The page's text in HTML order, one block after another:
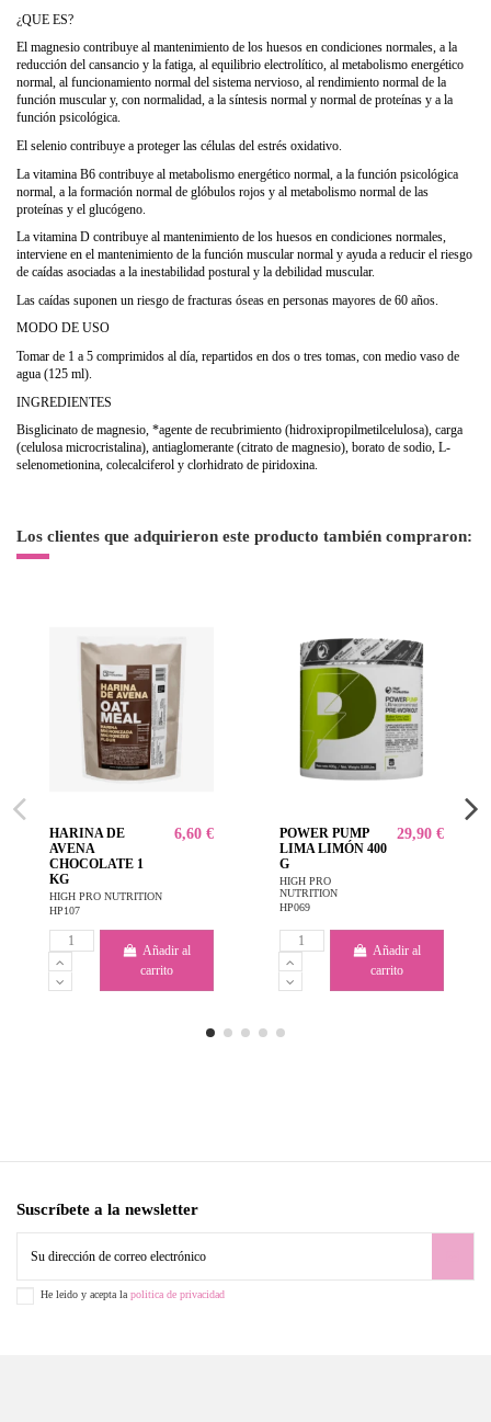
¿QUE ES?
El magnesio contribuye al mantenimiento de los huesos en condiciones normales, a la
reducción del cansancio y la fatiga, al equilibrio electrolítico, al metabolismo energético
normal, al funcionamiento normal del sistema nervioso, al rendimiento normal de la
función muscular y, con normalidad, a la síntesis normal y normal de proteínas y a la
función psicológica.
El selenio contribuye a proteger las células del estrés oxidativo.
La vitamina B6 contribuye al metabolismo energético normal, a la función psicológica
normal, a la formación normal de glóbulos rojos y al metabolismo normal de las
proteínas y el glucógeno.
La vitamina D contribuye al mantenimiento de los huesos en condiciones normales,
interviene en el mantenimiento de la función muscular normal y ayuda a reducir el riesgo
de caídas asociadas a la inestabilidad postural y la debilidad muscular.
Las caídas suponen un riesgo de fracturas óseas en personas mayores de 60 años.
MODO DE USO
Tomar de 1 a 5 comprimidos al día, repartidos en dos o tres tomas, con medio vaso de
agua (125 ml).
INGREDIENTES
Bisglicinato de magnesio, *agente de recubrimiento (hidroxipropilmetilcelulosa), carga
(celulosa microcristalina), antiaglomerante (citrato de magnesio), borato de sodio, L-
selenometionina, colecalciferol y clorhidrato de piridoxina.
Los clientes que adquirieron este producto también compraron:
HARINA DE
AVENA
CHOCOLATE 1
KG
HIGH PRO NUTRITION
HP107
6,60 €
Añadir al
carrito
POWER PUMP
LIMA LIMÓN 400
G
HIGH PRO
NUTRITION
HP069
29,90 €
Añadir al
carrito
Suscríbete a la newsletter
He leido y acepta la politica de privacidad